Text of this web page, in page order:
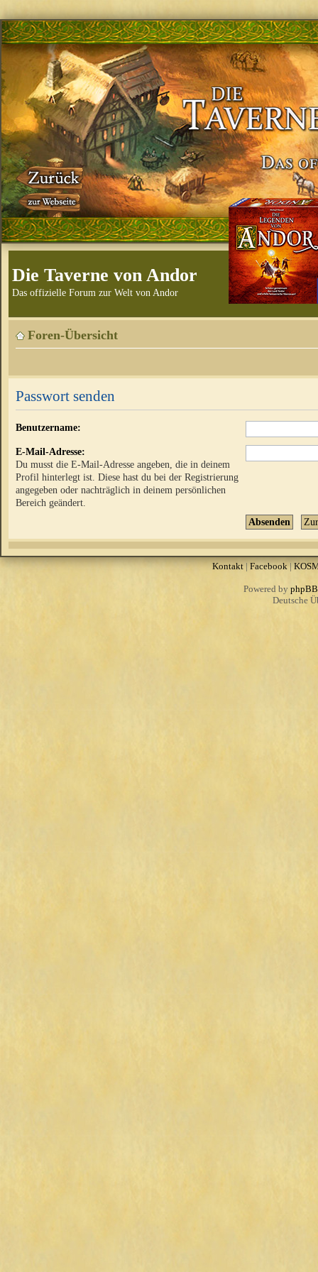
Die Taverne von Andor
Das offizielle Forum zur Welt von Andor
Foren-Übersicht
Passwort senden
Benutzername:
E-Mail-Adresse:
Du musst die E-Mail-Adresse angeben, die in deinem
Profil hinterlegt ist. Diese hast du bei der Registrierung
angegeben oder nachträglich in deinem persönlichen
Bereich geändert.
Kontakt| Facebook |
Powered by phpBB
Deutsche